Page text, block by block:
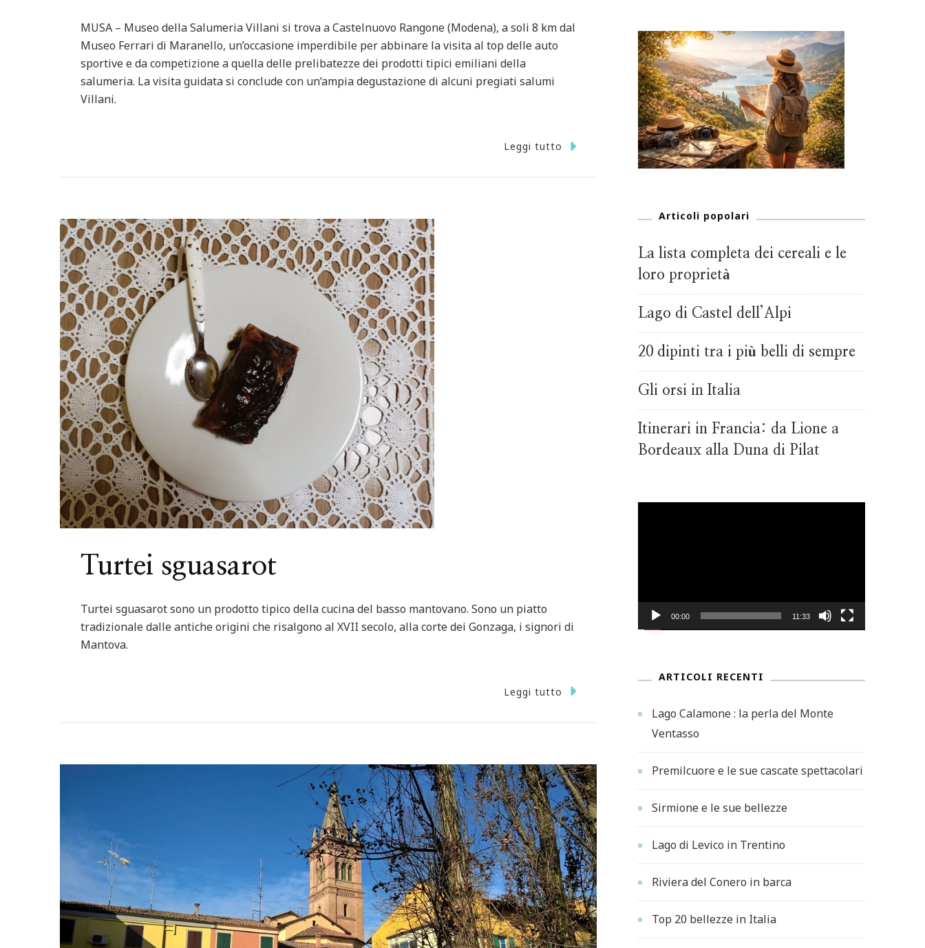
MUSA – Museo della Salumeria Villani si trova a Castelnuovo Rangone (Modena), a soli 8 km dal
Museo Ferrari di Maranello, un’occasione imperdibile per abbinare la visita al top delle auto
sportive e da competizione a quella delle prelibatezze dei prodotti tipici emiliani della
salumeria. La visita guidata si conclude con un’ampia degustazione di alcuni pregiati salumi
Villani.
Leggi tutto
Turtei sguasarot
Turtei sguasarot sono un prodotto tipico della cucina del basso mantovano. Sono un piatto
tradizionale dalle antiche origini che risalgono al XVII secolo, alla corte dei Gonzaga, i signori di
Mantova.
Leggi tutto
Articoli popolari
La lista completa dei cereali e le
loro proprietà
Lago di Castel dell’Alpi
20 dipinti tra i più belli di sempre
Gli orsi in Italia
Itinerari in Francia: da Lione a
Bordeaux alla Duna di Pilat
00:00 11:33
ARTICOLI RECENTI
Lago Calamone : la perla del Monte
Ventasso
Premilcuore e le sue cascate spettacolari
Sirmione e le sue bellezze
Lago di Levico in Trentino
Riviera del Conero in barca
Top 20 bellezze in Italia